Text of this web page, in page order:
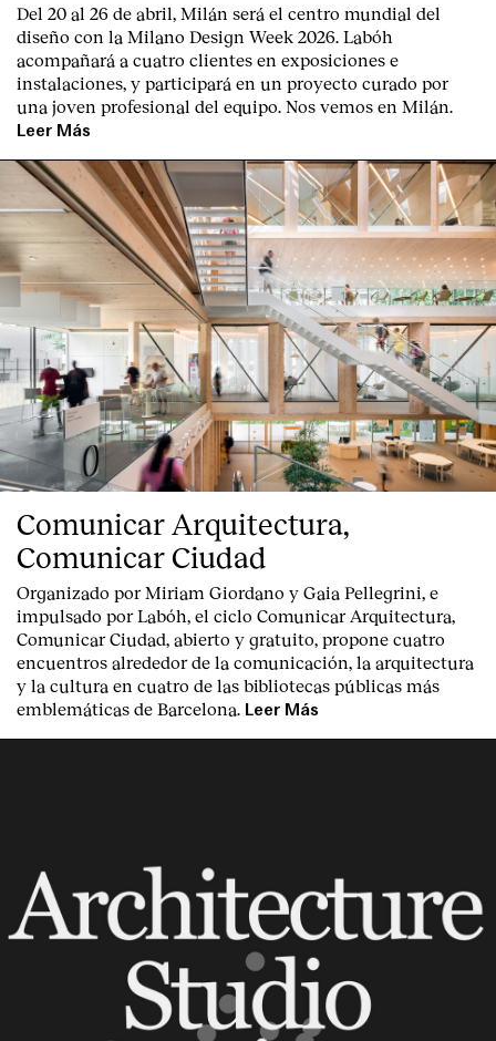
Index
Del 20 al 26 de abril, Milán será el centro mundial del
diseño con la Milano Design Week 2026. Labóh
acompañará a cuatro clientes en exposiciones e
instalaciones, y participará en un proyecto curado por
una joven profesional del equipo. Nos vemos en Milán.
Leer Más
Comunicar Arquitectura,
Comunicar Ciudad
Organizado por Miriam Giordano y Gaia Pellegrini, e
impulsado por Labóh, el ciclo Comunicar Arquitectura,
Comunicar Ciudad, abierto y gratuito, propone cuatro
encuentros alrededor de la comunicación, la arquitectura
y la cultura en cuatro de las bibliotecas públicas más
emblemáticas de Barcelona. Leer Más